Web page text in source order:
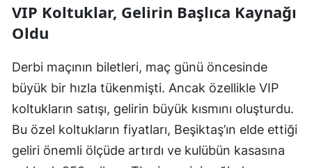
VIP Koltuklar, Gelirin Başlıca Kaynağı
Oldu
Derbi maçının biletleri, maç günü öncesinde
büyük bir hızla tükenmişti. Ancak özellikle VIP
koltukların satışı, gelirin büyük kısmını oluşturdu.
Bu özel koltukların fiyatları, Beşiktaş’ın elde ettiği
geliri önemli ölçüde artırdı ve kulübün kasasına